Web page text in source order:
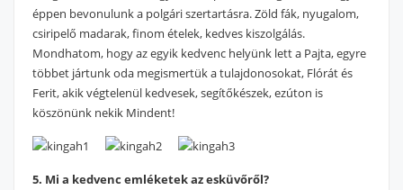
éppen bevonulunk a polgári szertartásra. Zöld fák, nyugalom,
csiripelő madarak, finom ételek, kedves kiszolgálás.
Mondhatom, hogy az egyik kedvenc helyünk lett a Pajta, egyre
többet jártunk oda megismertük a tulajdonosokat, Flórát és
Ferit, akik végtelenül kedvesek, segítőkészek, ezúton is
köszönünk nekik Mindent!
5. Mi a kedvenc emléketek az esküvőről?